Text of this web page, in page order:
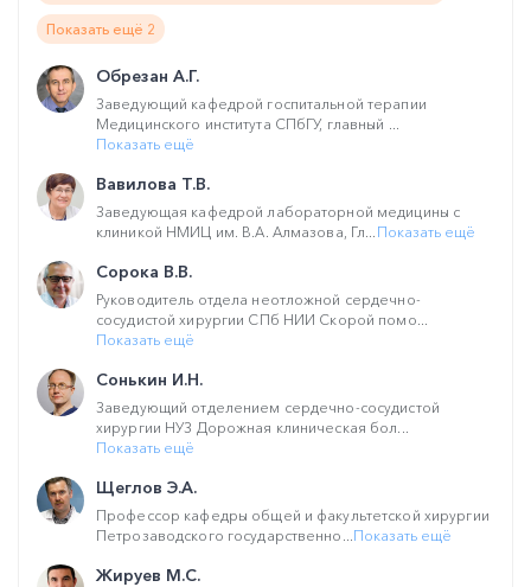
Показать ещё 2
Обрезан А.Г.
Заведующий кафедрой госпитальной терапии
Медицинского института СПбГУ, главный ...
Показать ещё
Вавилова Т.В.
Заведующая кафедрой лабораторной медицины с
клиникой НМИЦ им. В.А. Алмазова, Гл... Показать ещё
Сорока В.В.
Руководитель отдела неотложной сердечно-
сосудистой хирургии СПб НИИ Скорой помо...
Показать ещё
Сонькин И.Н.
Заведующий отделением сердечно-сосудистой
хирургии НУЗ Дорожная клиническая бол...
Показать ещё
Щеглов Э.А.
Профессор кафедры общей и факультетской хирургии
Петрозаводского государственно...Показать ещё
Жируев М.С.